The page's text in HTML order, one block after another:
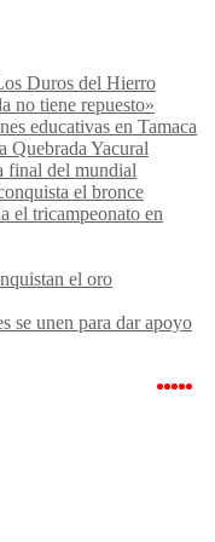
Duros del Hierro
no tiene repuesto»
educativas en Tamaca
Quebrada Yacural
final del mundial
el bronce
el tricampeonato en
el oro
se unen para dar apoyo